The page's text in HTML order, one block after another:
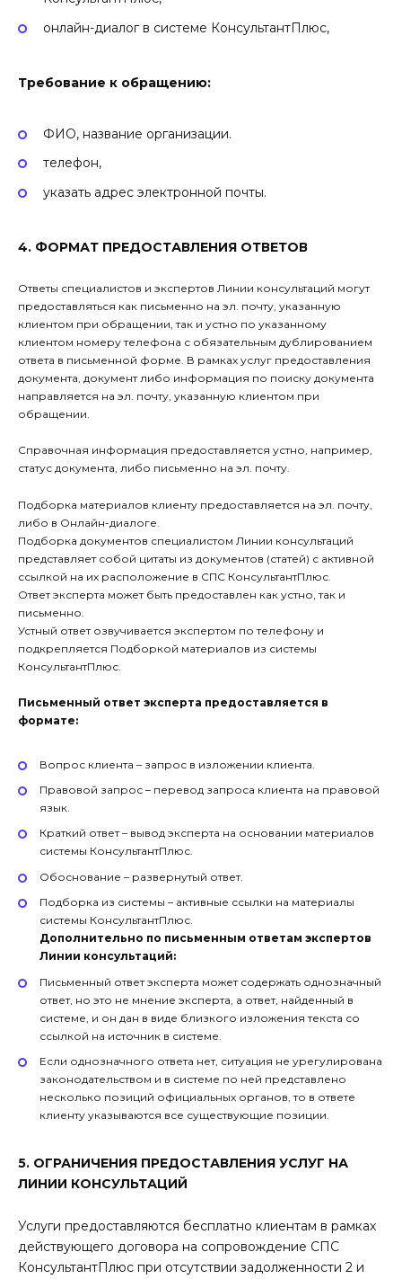
онлайн-диалог в системе КонсультантПлюс,
Требование к обращению:
ФИО, название организации.
телефон,
указать адрес электронной почты.
4. ФОРМАТ ПРЕДОСТАВЛЕНИЯ ОТВЕТОВ
Ответы специалистов и экспертов Линии консультаций могут
предоставляться как письменно на эл. почту, указанную
клиентом при обращении, так и устно по указанному
клиентом номеру телефона с обязательным дублированием
ответа в письменной форме. В рамках услуг предоставления
документа, документ либо информация по поиску документа
направляется на эл. почту, указанную клиентом при
обращении.
Справочная информация предоставляется устно, например,
статус документа, либо письменно на эл. почту.
Подборка материалов клиенту предоставляется на эл. почту,
либо в Онлайн-диалоге.
Подборка документов специалистом Линии консультаций
представляет собой цитаты из документов (статей) с активной
ссылкой на их расположение в СПС КонсультантПлюс.
Ответ эксперта может быть предоставлен как устно, так и
письменно.
Устный ответ озвучивается экспертом по телефону и
подкрепляется Подборкой материалов из системы
КонсультантПлюс.
Письменный ответ эксперта предоставляется в
формате:
Вопрос клиента – запрос в изложении клиента.
Правовой запрос – перевод запроса клиента на правовой
язык.
Краткий ответ – вывод эксперта на основании материалов
системы КонсультантПлюс.
Обоснование – развернутый ответ.
Подборка из системы – активные ссылки на материалы
системы КонсультантПлюс.
Дополнительно по письменным ответам экспертов
Линии консультаций:
Письменный ответ эксперта может содержать однозначный
ответ, но это не мнение эксперта, а ответ, найденный в
системе, и он дан в виде близкого изложения текста со
ссылкой на источник в системе.
Если однозначного ответа нет, ситуация не урегулирована
законодательством и в системе по ней представлено
несколько позиций официальных органов, то в ответе
клиенту указываются все существующие позиции.
5. ОГРАНИЧЕНИЯ ПРЕДОСТАВЛЕНИЯ УСЛУГ НА
ЛИНИИ КОНСУЛЬТАЦИЙ
Услуги предоставляются бесплатно клиентам в рамках
действующего договора на сопровождение СПС
КонсультантПлюс при отсутствии задолженности 2 и